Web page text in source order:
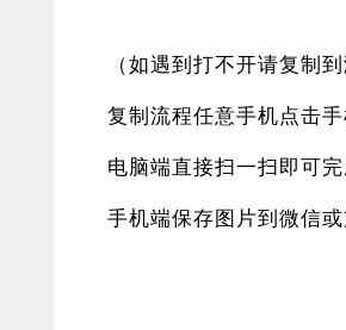
（如遇到打不开请复制
复制流程任意手机点击
电脑端直接扫一扫即可
手机端保存图片到微信